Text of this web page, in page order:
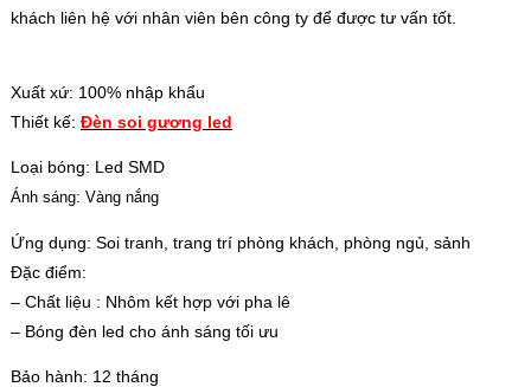
khách liên hệ với nhân viên bên công ty để được tư vấn tốt.
Xuất xứ: 100% nhập khẩu
Thiết kế: Đèn soi gương led
Loại bóng: Led SMD
Ánh sáng: Vàng nắng
Ứng dụng: Soi tranh, trang trí phòng khách, phòng ngủ, sảnh
Đặc điểm:
– Chất liệu : Nhôm kết hợp với pha lê
– Bóng đèn led cho ánh sáng tối ưu
Bảo hành: 12 tháng